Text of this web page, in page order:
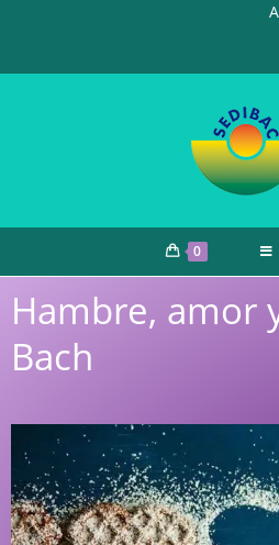
0
Hambre, amor
Bach